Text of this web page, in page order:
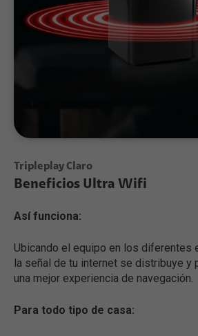
Tripleplay Claro
Beneficios Ultra Wifi
Así funciona:
Ubicando el equipo en los diferentes
la señal de tu internet se distribuye y
una mejor experiencia de navegación.
Para todo tipo de casa: